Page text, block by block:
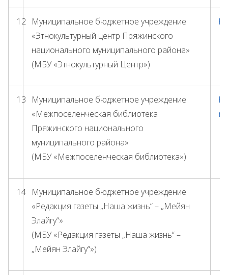
12 Муниципальное бюджетное учреждение
«Этнокультурный центр Пряжинского
национального муниципального района»
(МБУ «Этнокультурный Центр»)
13
Муниципальное бюджетное учреждение
«Межпоселенческая библиотека
Пряжинского национального
муниципального района»
(МБУ «Межпоселенческая библиотека»)
14 Муниципальное бюджетное учреждение
«Редакция газеты „Наша жизнь“ – „Мейян
Элайгу“»
(МБУ «Редакция газеты „Наша жизнь“ –
„Мейян Элайгу“»)